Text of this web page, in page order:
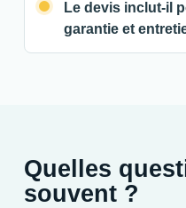
Le devis inclut-il
garantie et
Quelles
souvent ?